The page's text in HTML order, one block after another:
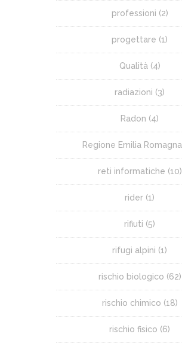
professioni (2)
progettare (1)
Qualità (4)
radiazioni (3)
Radon (4)
Regione Emilia Romagna
reti informatiche (10)
rider (1)
rifiuti (5)
rifugi alpini (1)
rischio biologico (62)
rischio chimico (18)
rischio fisico (6)